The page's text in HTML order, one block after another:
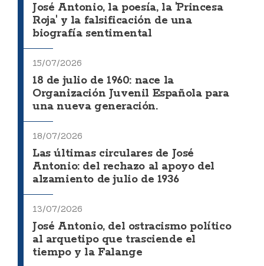
José Antonio, la poesía, la 'Princesa
Roja' y la falsificación de una
biografía sentimental
15/07/2026
18 de julio de 1960: nace la
Organización Juvenil Española para
una nueva generación.
18/07/2026
Las últimas circulares de José
Antonio: del rechazo al apoyo del
alzamiento de julio de 1936
13/07/2026
José Antonio, del ostracismo político
al arquetipo que trasciende el
tiempo y la Falange